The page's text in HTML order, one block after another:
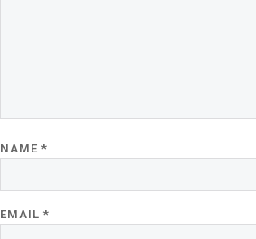
NAME *
EMAIL *